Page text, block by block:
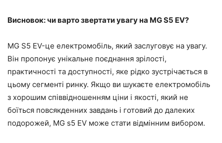
Висновок: чи варто звертати увагу на MG S5 EV?
MG S5 EV-це електромобіль, який заслуговує на увагу.
Він пропонує унікальне поєднання зрілості,
практичності та доступності, яке рідко зустрічається в
цьому сегменті ринку. Якщо ви шукаєте електромобіль
з хорошим співвідношенням ціни і якості, який не
боїться повсякденних завдань і готовий до далеких
подорожей, MG s5 EV може стати відмінним вибором.